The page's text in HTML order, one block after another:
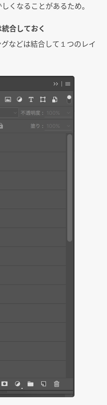
くなることがあるため。
合しておく
などは結合して１つのレイ